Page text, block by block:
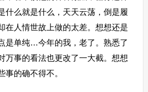
什么就是什么，天天云荡，倒是履
在人情世故上做的太差。想想还是
是单纯…今年的我，老了。熟悉了
万事的看法也更改了一大截。想想
事的确不得不。